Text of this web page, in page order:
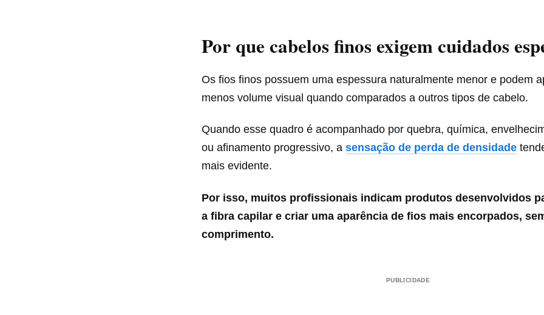
Por que cabelos finos exigem cuidados
Os fios finos possuem uma espessura naturalmente menor e podem
menos volume visual quando comparados a outros tipos de cabelo.
Quando esse quadro é acompanhado por quebra, química,
ou afinamento progressivo, a sensação de perda de densidade
mais evidente.
Por isso, muitos profissionais indicam produtos desenvolvidos
a fibra capilar e criar uma aparência de fios mais encorpados,
comprimento.
PUBLICIDADE